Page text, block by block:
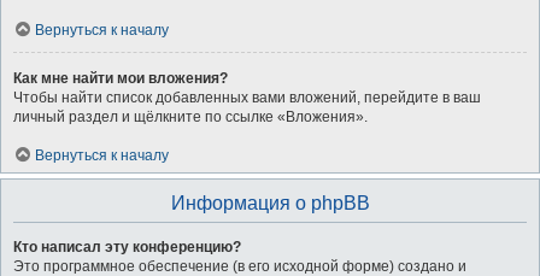
Вернуться к началу
Как мне найти мои вложения?
Чтобы найти список добавленных вами вложений, перейдите в ваш
личный раздел и щёлкните по ссылке «Вложения».
Вернуться к началу
Информация о phpBB
Кто написал эту конференцию?
Это программное обеспечение (в его исходной форме) создано и